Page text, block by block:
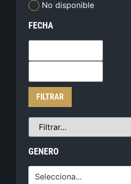
No disponible
FECHA
FILTRAR
GENERO
Selecciona...